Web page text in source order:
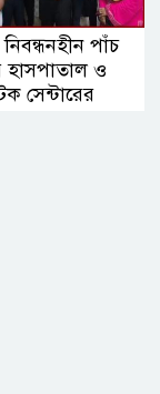
পাঁচ
হাসপাতাল ও
সেন্টারের